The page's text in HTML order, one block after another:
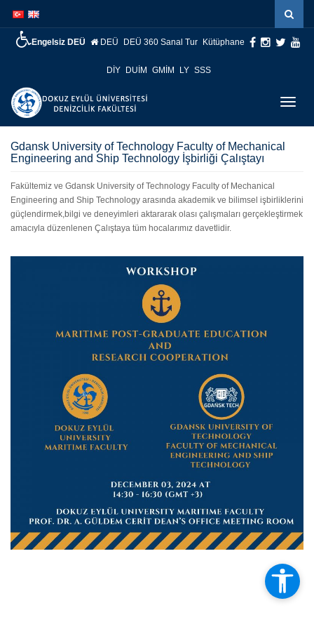
atla
atla
Engelsiz DEÜ DEÜ DEÜ 360 Sanal Tur Kütüphane
DİY DUİM GMİM LY SSS
Gdansk University of Technology Faculty of Mechanical
Engineering and Ship Technology İşbirliği Çalıştayı
Fakültemiz ve Gdansk University of Technology Faculty of Mechanical
Engineering and Ship Technology arasında akademik ve bilimsel işbirliklerini
güçlendirmek,bilgi ve deneyimleri aktararak olası çalışmaları gerçekleştirmek
amacıyla düzenlenen Çalıştaya tüm hocalarımız davetlidir.